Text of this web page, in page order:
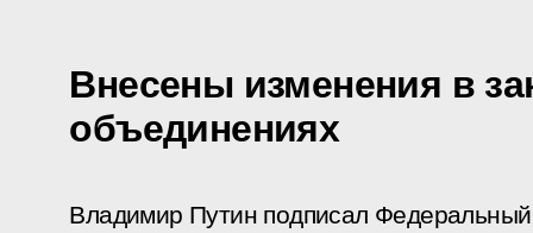
Внесены изменения в
объединениях
Владимир Путин подписал